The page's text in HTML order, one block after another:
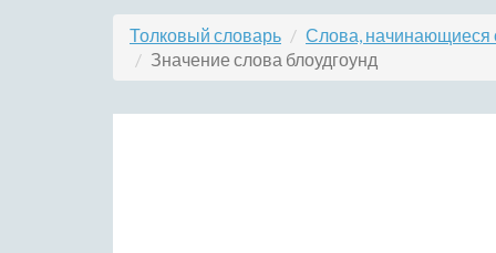
Толковый словарь Слова, начинающиеся
Значение слова блоудгоунд